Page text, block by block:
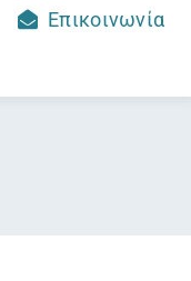
Επικοινωνία